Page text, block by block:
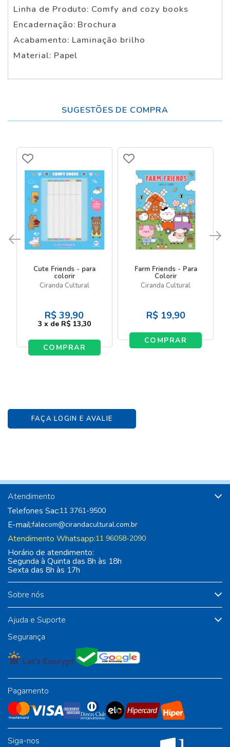
Linha de Produto: Comfy and cozy books
Encadernação: Brochura
Acabamento: Laminação brilho
Material: Papel
SUGESTÕES DE COMPRA
Cute Friends - para
colorir
Ciranda Cultural
R$ 39,90
3 x de R$ 13,30
COMPRAR
Farm Friends - Para
Colorir
Ciranda Cultural
R$ 19,90
COMPRAR
FAÇA LOGIN E AVALIE
Sobre nós
Ajuda e Suporte
Atendimento
Telefones Sac:11 3761-9500
E-mail:falecom@cirandacultural.com.br
Atendimento Whatsapp:11 96058-2090
Horário de atendimento:
Segunda à Quinta das 8h às 18h
Sexta das 8h às 17h
Segurança
Pagamento
Siga-nos